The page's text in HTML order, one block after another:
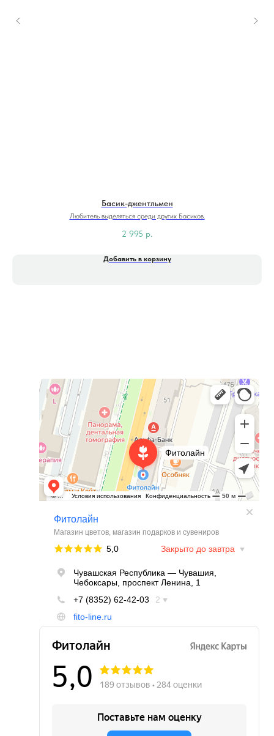
Басик-джентльмен
Любитель выделяться среди других Басиков.
2 995 р.
Добавить в корзину
Фитолайн
Магазин цветов в Чебоксарах
Магазин подарков и сувениров в Чебоксарах